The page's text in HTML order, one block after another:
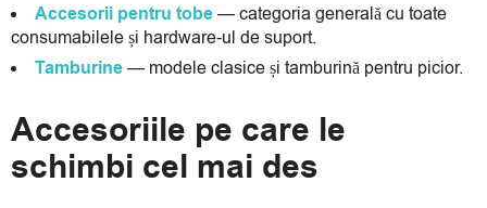
Accesorii pentru tobe— categoria generală cu toate
consumabilele și hardware-ul de suport.
Tamburine— modele clasice și tamburină pentru picior.
Accesoriile pe care le
schimbi cel mai des